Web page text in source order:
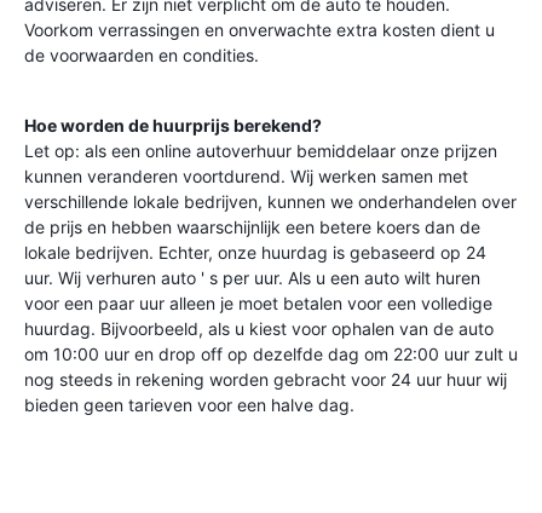
adviseren. Er zijn niet verplicht om de auto te houden.
Voorkom verrassingen en onverwachte extra kosten dient u
de voorwaarden en condities.
Hoe worden de huurprijs berekend?
Let op: als een online autoverhuur bemiddelaar onze prijzen
kunnen veranderen voortdurend. Wij werken samen met
verschillende lokale bedrijven, kunnen we onderhandelen over
de prijs en hebben waarschijnlijk een betere koers dan de
lokale bedrijven. Echter, onze huurdag is gebaseerd op 24
uur. Wij verhuren auto ' s per uur. Als u een auto wilt huren
voor een paar uur alleen je moet betalen voor een volledige
huurdag. Bijvoorbeeld, als u kiest voor ophalen van de auto
om 10:00 uur en drop off op dezelfde dag om 22:00 uur zult u
nog steeds in rekening worden gebracht voor 24 uur huur wij
bieden geen tarieven voor een halve dag.